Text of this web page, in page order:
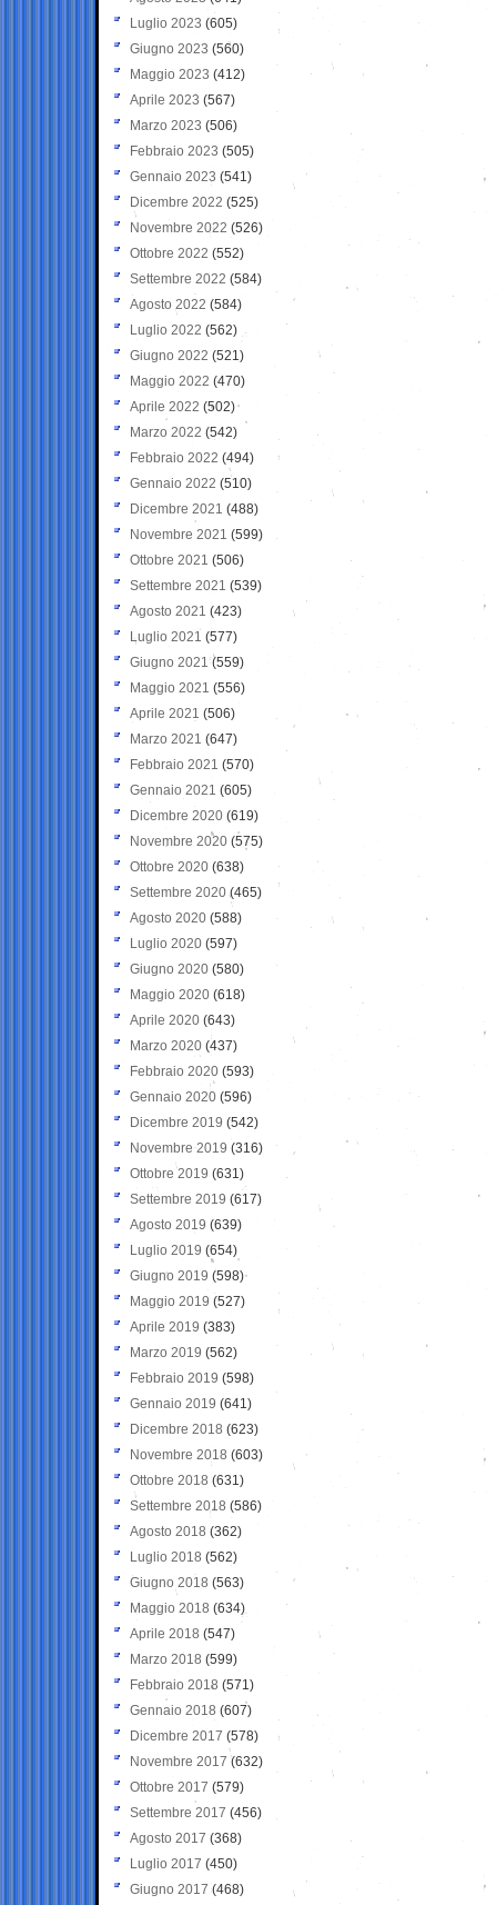
Luglio 2023 (605)
Giugno 2023 (560)
Maggio 2023 (412)
Aprile 2023 (567)
Marzo 2023 (506)
Febbraio 2023 (505)
Gennaio 2023 (541)
Dicembre 2022 (525)
Novembre 2022 (526)
Ottobre 2022 (552)
Settembre 2022 (584)
Agosto 2022 (584)
Luglio 2022 (562)
Giugno 2022 (521)
Maggio 2022 (470)
Aprile 2022 (502)
Marzo 2022 (542)
Febbraio 2022 (494)
Gennaio 2022 (510)
Dicembre 2021 (488)
Novembre 2021 (599)
Ottobre 2021 (506)
Settembre 2021 (539)
Agosto 2021 (423)
Luglio 2021 (577)
Giugno 2021(559)
Maggio 2021 (556)
Aprile 2021 (506)
Marzo 2021 (647)
Febbraio 2021 (570)
Gennaio 2021 (605)
Dicembre 2020 (619)
Novembre 2020 (575)
Ottobre 2020 (638)
Settembre 2020(465)
Agosto 2020 (588)
Luglio 2020 (597)
Giugno 2020 (580)
Maggio 2020 (618)
Aprile 2020 (643)
Marzo 2020 (437)
Febbraio 2020 (593)
Gennaio 2020 (596)
Dicembre 2019 (542)
Novembre 2019 (316)
Ottobre 2019 (631)
Settembre 2019 (617)
Agosto 2019 (639)
Luglio 2019 (654)
Giugno 2019 (598)
Maggio 2019 (527)
Aprile 2019 (383)
Marzo 2019 (562)
Febbraio 2019 (598)
Gennaio 2019 (641)
Dicembre 2018 (623)
Novembre 2018 (603)
Ottobre 2018 (631)
Settembre 2018 (586)
Agosto 2018 (362)
Luglio 2018 (562)
Giugno 2018 (563)
Maggio 2018 (634)
Aprile 2018 (547)
Marzo 2018 (599)
Febbraio 2018 (571)
Gennaio 2018 (607)
Dicembre 2017 (578)
Novembre 2017 (632)
Ottobre 2017 (579)
Settembre 2017 (456)
Agosto 2017 (368)
Luglio 2017 (450)
Giugno 2017 (468)